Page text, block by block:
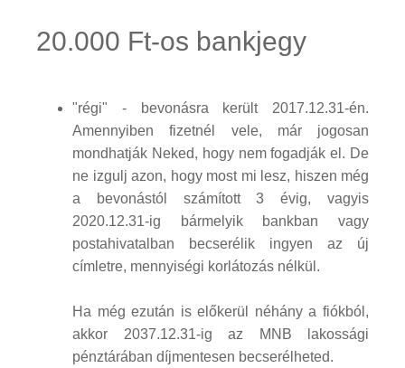
20.000 Ft-os bankjegy
"régi" - bevonásra került 2017.12.31-én.
Amennyiben fizetnél vele, már jogosan
mondhatják Neked, hogy nem fogadják el. De
ne izgulj azon, hogy most mi lesz, hiszen még
a bevonástól számított 3 évig, vagyis
2020.12.31-ig bármelyik bankban vagy
postahivatalban becserélik ingyen az új
címletre, mennyiségi korlátozás nélkül.
Ha még ezután is előkerül néhány a fiókból,
akkor 2037.12.31-ig az MNB lakossági
pénztárában díjmentesen becserélheted.